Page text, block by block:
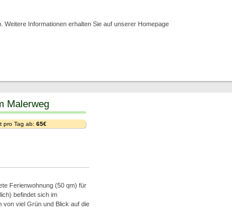
Weitere Informationen erhalten Sie auf unserer Homepage
Malerweg
pro Tag ab: 65€
Ferienwohnung (50 qm) für
befindet sich im
von viel Grün und Blick auf die